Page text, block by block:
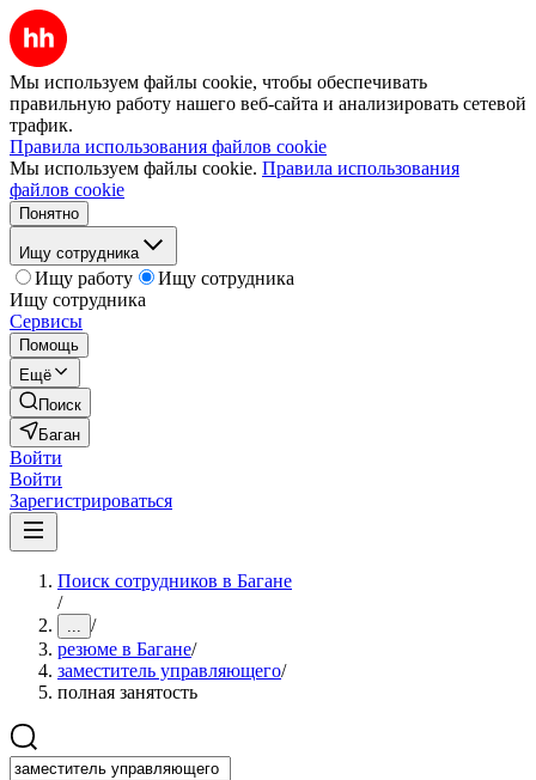
Мы используем файлы cookie, чтобы обеспечивать
правильную работу нашего веб-сайта и анализировать сетевой
трафик.
Правила использования файлов cookie
Мы используем файлы cookie. Правила использования
файлов cookie
Понятно
Ищу сотрудника
Ищу работу
Ищу сотрудника
Ищу сотрудника
Сервисы
Помощь
Ещё
Поиск
Баган
Войти
Войти
Зарегистрироваться
Поиск сотрудников в Багане
/
... /
резюме в Багане/
заместитель управляющего/
полная занятость